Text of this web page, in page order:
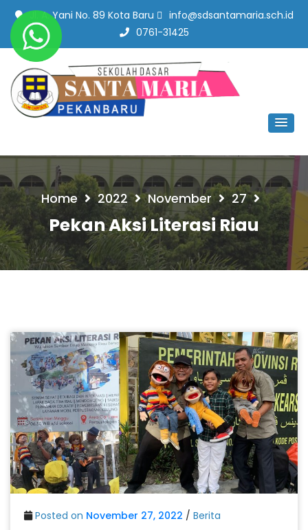
Jl. A. Yani No. 89 Kota Baru
info@sdsantamaria.sch.id
0761-31425
SD Santa Maria Pekanbaru
Home 2022 November 27
Pekan Aksi Literasi Riau
Posted on November 27, 2022 / Berita